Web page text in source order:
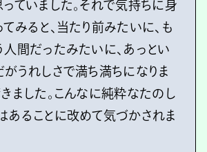
ていました。それで気持ちに身
てみると、当たり前みたいに、も
人間だったみたいに、あっとい
がうれしさで満ち満ちになりま
きました。こんなに純粋なたのし
あることに改めて気づかされま